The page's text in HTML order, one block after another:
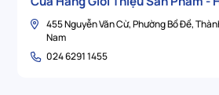
455 Nguyễn Văn Cừ, Phường Bồ Đề,
Nam
024 6291 1455